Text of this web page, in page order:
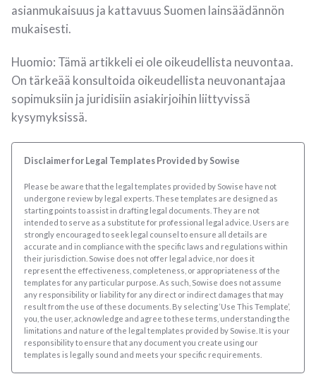
asianmukaisuus ja kattavuus Suomen lainsäädännön
mukaisesti.
Huomio: Tämä artikkeli ei ole oikeudellista neuvontaa.
On tärkeää konsultoida oikeudellista neuvonantajaa
sopimuksiin ja juridisiin asiakirjoihin liittyvissä
kysymyksissä.
Disclaimer for Legal Templates Provided by Sowise
Please be aware that the legal templates provided by Sowise have not
undergone review by legal experts. These templates are designed as
starting points to assist in drafting legal documents. They are not
intended to serve as a substitute for professional legal advice. Users are
strongly encouraged to seek legal counsel to ensure all details are
accurate and in compliance with the specific laws and regulations within
their jurisdiction. Sowise does not offer legal advice, nor does it
represent the effectiveness, completeness, or appropriateness of the
templates for any particular purpose. As such, Sowise does not assume
any responsibility or liability for any direct or indirect damages that may
result from the use of these documents. By selecting ‘Use This Template’,
you, the user, acknowledge and agree to these terms, understanding the
limitations and nature of the legal templates provided by Sowise. It is your
responsibility to ensure that any document you create using our
templates is legally sound and meets your specific requirements.